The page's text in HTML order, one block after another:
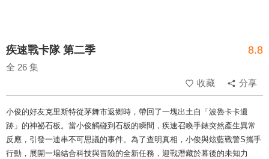
疾速戰卡隊 第二季 8.8
全 26 集
收藏
分享
小俊的好友克里斯特從茅舞市返鄉時，帶回了一塊出土自「波魯卡卡遺
跡」的神祕石板。當小俊觸碰到石板的瞬間，疾速召喚手錶突然產生異常
反應，引發一連串不可思議的事件。為了查明真相，小俊與炫藍戰警S攜手
行動，展開一場結合科技與冒險的全新任務，迎戰潛藏於幕後的未知力